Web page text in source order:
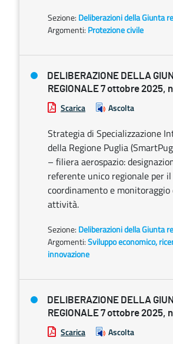
Sezione: Deliberazioni della Giunta
Argomenti: Protezione civile
DELIBERAZIONE DELLA
REGIONALE 7 ottobre 2025,
Scarica Ascolta
Strategia di Specializzazione
della Regione Puglia
– filiera aerospazio:
referente unico regionale per il
coordinamento e monitoraggio
attività.
Sezione: Deliberazioni della Giunta
Argomenti:Sviluppo economico,
innovazione
DELIBERAZIONE DELLA
REGIONALE 7 ottobre 2025,
Scarica Ascolta